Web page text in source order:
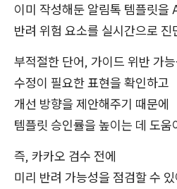
이미 작성해둔 알림톡 템플릿을
반려 위험 요소를 실시간으로 진
부적절한 단어, 가이드 위반 가
수정이 필요한 표현을 확인하고
개선 방향을 제안해주기 때문에
템플릿 승인률을 높이는 데 도움
즉, 카카오 검수 전에
미리 반려 가능성을 점검할 수 있